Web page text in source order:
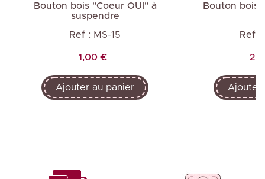
Bouton bois "Coeur OUI" à
suspendre
Ref : MS-15
Prix
1,00 €
Ajouter au panier
Bouton bois
Ref :
Ajouter